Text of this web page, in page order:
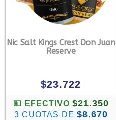
Nic Salt Kings Crest Don Juan
Reserve
$23.722
💵 EFECTIVO $21.350
3 CUOTAS DE $8.670